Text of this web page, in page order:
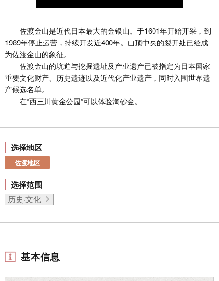
佐渡金山是近代日本最大的金银山。于1601年开始开采，到
1989年停止运营，持续开发近400年。山顶中央的裂开处已经成
为佐渡金山的象征。
佐渡金山的坑道与挖掘遗址及产业遗产已被指定为日本国家
重要文化财产、历史遗迹以及近代化产业遗产，同时入围世界遗
产候选名单。
在“西三川黄金公园”可以体验淘砂金。
选择地区
佐渡地区
选择范围
历史·文化
基本信息